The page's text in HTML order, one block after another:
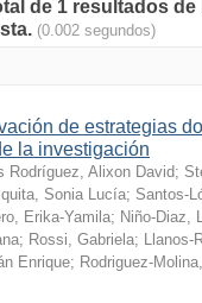
de 1 resultados
(0.002 segundos)
de estrategias
la investigación
Rodríguez, Alixon David;
Sonia Lucía; Santos-
Erika-Yamila; Niño-Diaz,
; Rossi, Gabriela; Llanos-
Enrique; Rodriguez-